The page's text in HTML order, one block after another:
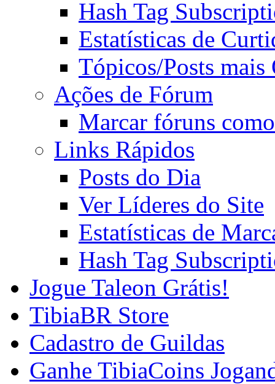
Hash Tag
Estatísticas de
Tópicos/Posts mais
Ações de Fórum
Marcar fóruns
Links Rápidos
Posts do Dia
Ver Líderes do Site
Estatísticas de
Hash Tag
Jogue Taleon Grátis!
TibiaBR Store
Cadastro de Guildas
Ganhe TibiaCoins